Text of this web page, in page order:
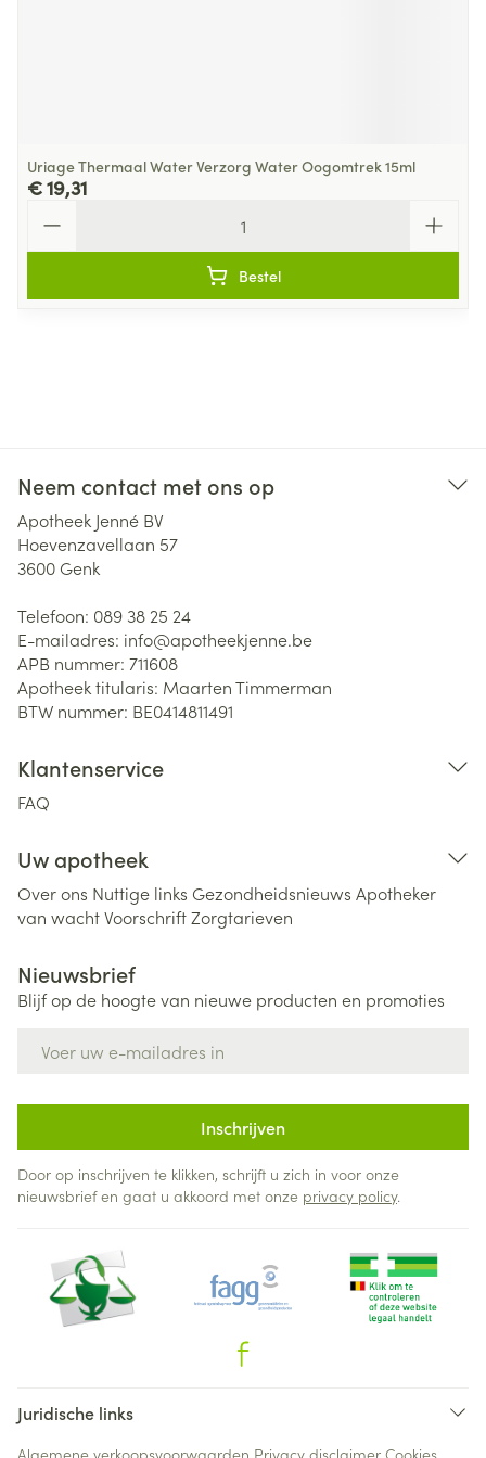
Uriage Thermaal Water Verzorg Water Oogomtrek 15ml
€ 19,31
Bestel
Neem contact met ons op
Apotheek Jenné BV
Hoevenzavellaan 57
3600 Genk
Telefoon: 089 38 25 24
E-mailadres: info@apotheekjenne.be
APB nummer: 711608
Apotheek titularis: Maarten Timmerman
BTW nummer: BE0414811491
Klantenservice
FAQ
Uw apotheek
Over ons Nuttige links Gezondheidsnieuws Apotheker
van wachtVoorschriftZorgtarieven
Nieuwsbrief
Blijf op de hoogte van nieuwe producten en promoties
Inschrijven
Door op inschrijven te klikken, schrijft u zich in voor onze
nieuwsbrief en gaat u akkoord met onze privacy policy.
Juridische links
Algemene verkoopsvoorwaarden Privacy disclaimer Cookies